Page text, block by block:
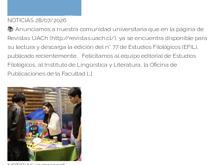
NOTICIAS 28/07/2026
📚 Anunciamos a nuestra comunidad universitaria que en la página de
Revistas UACh (http://revistas.uach.cl/), ya se encuentra disponible para
su lectura y descarga la edición del n° 77 de Estudios Filológicos (EFIL),
publicado recientemente. Felicitamos al equipo editorial de Estudios
Filológicos, al Instituto de Lingüística y Literatura, la Oficina de
Publicaciones de la Facultad […]